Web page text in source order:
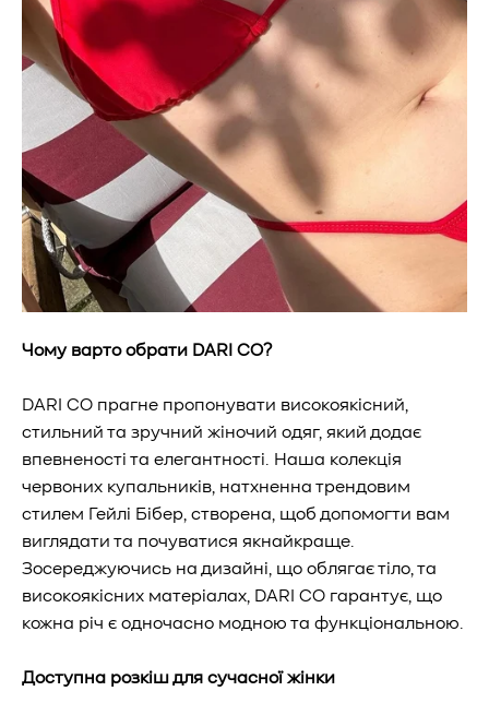
Чому варто обрати DARI CO?
DARI CO прагне пропонувати високоякісний,
стильний та зручний жіночий одяг, який додає
впевненості та елегантності. Наша колекція
червоних купальників, натхненна трендовим
стилем Гейлі Бібер, створена, щоб допомогти вам
виглядати та почуватися якнайкраще.
Зосереджуючись на дизайні, що облягає тіло, та
високоякісних матеріалах, DARI CO гарантує, що
кожна річ є одночасно модною та функціональною.
Доступна розкіш для сучасної жінки